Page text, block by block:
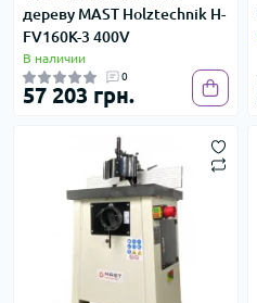
дереву MAST Holztechnik H-
FV160K-3 400V
В наличии
0
57 203 грн.